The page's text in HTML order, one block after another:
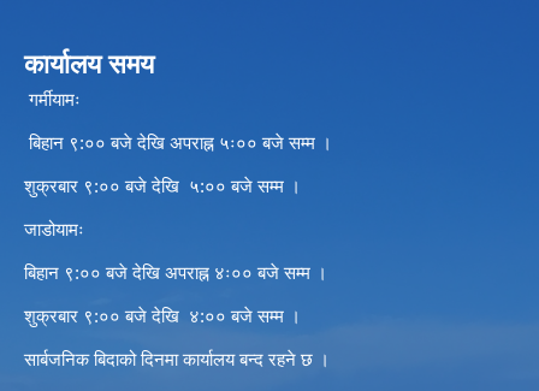
कार्यालय समय
गर्मीयामः
बिहान ९:०० बजे देखि अपराह्न ५ः०० बजे सम्म ।
शुक्रबार ९:०० बजे देखि ५:०० बजे सम्म ।
जाडोयामः
बिहान ९:०० बजे देखि अपराह्न ४ः०० बजे सम्म ।
शुक्रबार ९:०० बजे देखि ४:०० बजे सम्म ।
सार्बजनिक बिदाको दिनमा कार्यालय बन्द रहने छ ।